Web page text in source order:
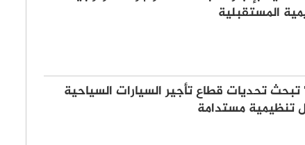
المستقبلية
تبحث تحديات قطاع تأجير السيارات السياحية
تنظيمية مستدامة